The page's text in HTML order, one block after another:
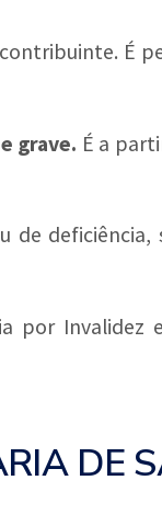
É
grave. É a
de
por Invalidez
DE